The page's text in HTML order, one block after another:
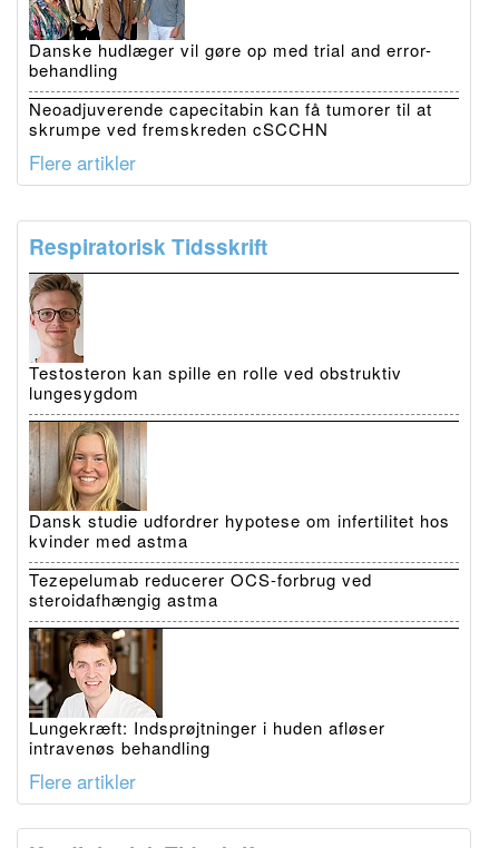
Danske hudlæger vil gøre op med trial and error-
behandling
Neoadjuverende capecitabin kan få tumorer til at
skrumpe ved fremskreden cSCCHN
Flere artikler
Respiratorisk Tidsskrift
Testosteron kan spille en rolle ved obstruktiv
lungesygdom
Dansk studie udfordrer hypotese om infertilitet hos
kvinder med astma
Tezepelumab reducerer OCS-forbrug ved
steroidafhængig astma
Lungekræft: Indsprøjtninger i huden afløser
intravenøs behandling
Flere artikler